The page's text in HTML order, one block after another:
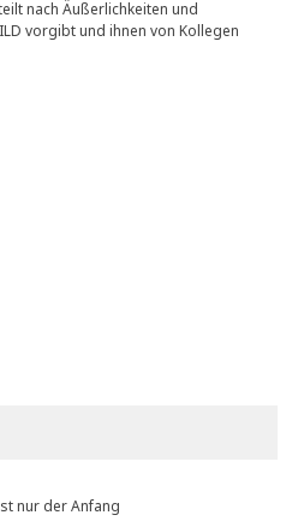
nach Äußerlichkeiten und
vorgibt und ihnen von Kollegen
nur der Anfang